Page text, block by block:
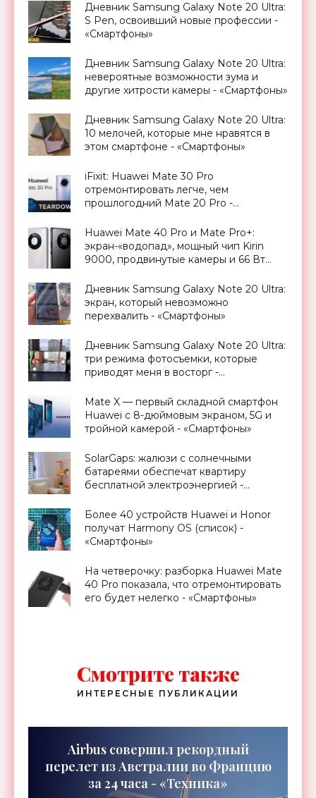
Дневник Samsung Galaxy Note 20 Ultra:
S Pen, освоивший новые профессии -
«Смартфоны»
Дневник Samsung Galaxy Note 20 Ultra:
невероятные возможности зума и
другие хитрости камеры - «Смартфоны»
Дневник Samsung Galaxy Note 20 Ultra:
10 мелочей, которые мне нравятся в
этом смартфоне - «Смартфоны»
iFixit: Huawei Mate 30 Pro
отремонтировать легче, чем
прошлогодний Mate 20 Pro -
Huawei Mate 40 Pro и Mate Pro+:
экран-«водопад», мощный чип Kirin
9000, продвинутые камеры и 66 Вт
Дневник Samsung Galaxy Note 20 Ultra:
экран, который невозможно
перехвалить - «Смартфоны»
Дневник Samsung Galaxy Note 20 Ultra:
три режима фотосъемки, которые
приводят меня в восторг -
Mate X — первый складной смартфон
Huawei с 8-дюймовым экраном, 5G и
тройной камерой - «Смартфоны»
SolarGaps: жалюзи с солнечными
батареями обеспечат квартиру
бесплатной электроэнергией -
Более 40 устройств Huawei и Honor
получат Harmony OS (список) -
«Смартфоны»
На четверочку: разборка Huawei Mate
40 Pro показала, что отремонтировать
его будет нелегко - «Смартфоны»
Смотрите также
ИНТЕРЕСНЫЕ ПУБЛИКАЦИИ
Airbus совершил рекордный
перелет из Австралии во Францию
за 24 часа - «Техника»